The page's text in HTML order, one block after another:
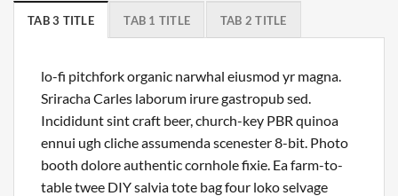
TAB 3 TITLE TAB 1 TITLE TAB 2 TITLE
lo-fi pitchfork organic narwhal eiusmod yr magna.
Sriracha Carles laborum irure gastropub sed.
Incididunt sint craft beer, church-key PBR quinoa
ennui ugh cliche assumenda scenester 8-bit. Photo
booth dolore authentic cornhole fixie. Ea farm-to-
table twee DIY salvia tote bag four loko selvage